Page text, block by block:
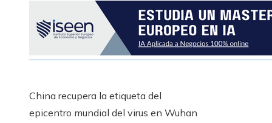
China recupera la etiqueta del
epicentro mundial del virus en Wuhan